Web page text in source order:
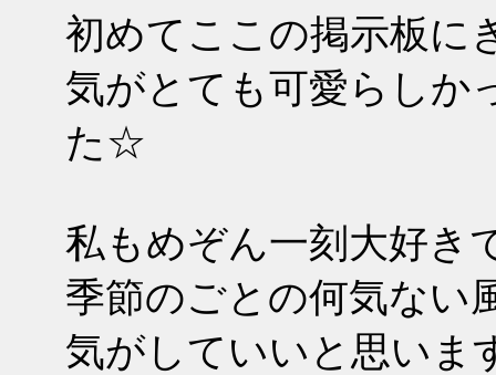
初めてここの掲示板に
気がとても可愛らしか
た☆
私もめぞん一刻大好き
季節のごとの何気ない
気がしていいと思いま